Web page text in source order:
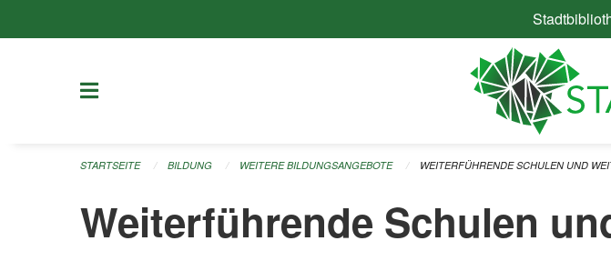
STARTSEITE BILDUNG WEITERE BILDUNGSANGEBOTE WEITERFÜHRENDE SCHULEN UND
Weiterführende Schulen